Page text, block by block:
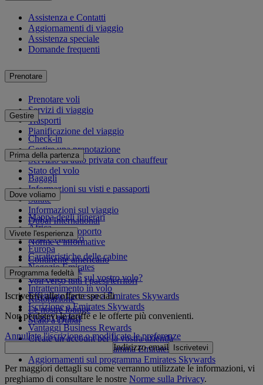
Assistenza e Contatti
Aggiornamenti di viaggio
Assistenza speciale
Domande frequenti
Prenotare
Prenotare voli
Servizi di viaggio
Trasporti
Pianificazione del viaggio
Gestire
Check-in
Gestire una prenotazione
Servizio di auto privata con chauffeur
Stato del volo
Prima della partenza
Bagagli
Informazioni su visti e passaporti
Salute
Informazioni sul viaggio
Dubai International
Da e per l'aeroporto
Norme e informative
Dove voliamo
Mappa degli itinerari
Africa
Asia e Pacifico
Europa
Continente americano
Medio Oriente
Voli verso tutti i paesi/territori
Vivete l'esperienza
Caratteristiche delle cabine
Negozio Emirates
Cosa troverete sul vostro volo?
Intrattenimento in volo
Ristorazione
Le nostre lounge
Scalo a Dubai
Programma fedeltà
Effettuate l'accesso a Emirates Skywards
Iscrizione a Emirates Skywards
I nostri partner
Vantaggi Business Rewards
Create un account per la vostra azienda
Regolamento del programma Emirates Skywards
Aggiornamenti sul programma Emirates Skywards
Iscrivetevi alle offerte speciali
Non perdetevi le tariffe e le offerte più convenienti.
Annullate l'iscrizione o modificate le preferenze
Indirizzo email
Iscrivetevi
Per maggiori dettagli su come verranno utilizzate le informazioni, vi
preghiamo di consultare le nostre Norme sulla Privacy.